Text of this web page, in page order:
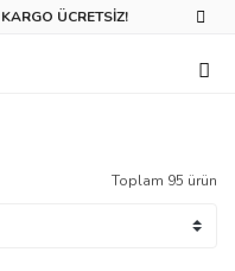
KARGO ÜCRETSİZ!
Toplam 95 ürün